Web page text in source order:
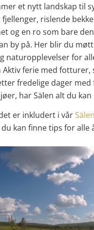
et nytt landskap til
rislende
og en ro som bare
by på. Her blir du
naturopplevelser for
Aktiv ferie med fotturer,
fredelige dager
, har Sälen alt du kan
er inkludert i vår
kan finne tips for alle